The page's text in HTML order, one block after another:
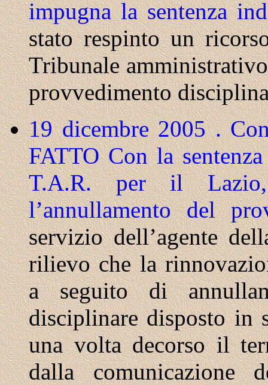
impugna la sentenza
stato respinto un
Tribunale
provvedimento
19 dicembre 2005 .
FATTOCon la
T.A.R. per il
l’annullamento del
servizio dell’agente
rilievo che la
a seguito di
disciplinare disposto in
una volta decorso il
dalla comunicazione